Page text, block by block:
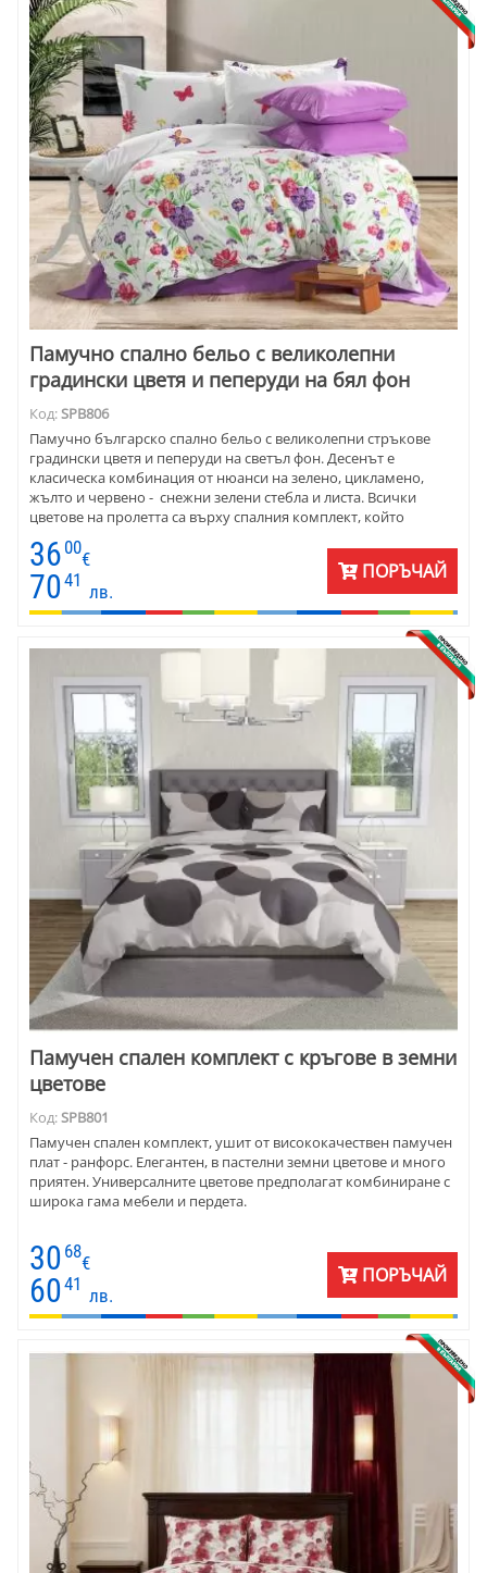
Памучно спално бельо с великолепни
градински цветя и пеперуди на бял фон
Код:SPB806
Памучно българско спално бельо с великолепни стръкове
градински цветя и пеперуди на светъл фон. Десенът е
класическа комбинация от нюанси на зелено, цикламено,
жълто и червено - снежни зелени стебла и листа. Всички
цветове на пролетта са върху спалния комплект, който
предлагаме. Комбинирайте го с подходящи едноцветни
калъфки за възглавници и чаршафи.
36 00
€
7041
лв.
ПОРЪЧАЙ
Памучен спален комплект с кръгове в земни
цветове
Код:SPB801
Памучен спален комплект, ушит от висококачествен памучен
плат - ранфорс. Елегантен, в пастелни земни цветове и много
приятен. Универсалните цветове предполагат комбиниране с
широка гама мебели и пердета.
30 68
€
6041
лв.
ПОРЪЧАЙ